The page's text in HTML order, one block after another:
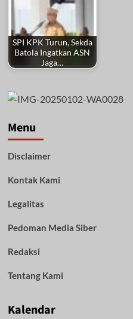
SPI KPK Turun, Sekda
Batola Ingatkan ASN
Jaga…
Menu
Disclaimer
Kontak Kami
Legalitas
Pedoman Media Siber
Redaksi
Tentang Kami
Kalendar